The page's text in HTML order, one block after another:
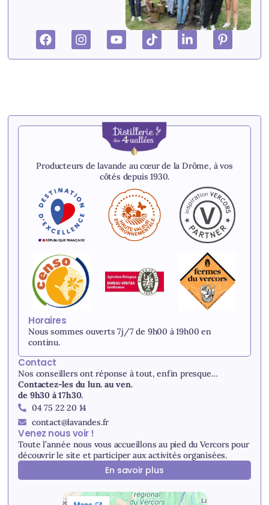
Producteurs de lavande au cœur de la Drôme, à vos
côtés depuis 1930.
Horaires
Nous sommes ouverts 7j/7 de 9h00 à 19h00 en
continu.
Contact
Nos conseillers ont réponse à tout, enfin presque…
Contactez-les du lun. au ven.
de 9h30 à 17h30.
04 75 22 20 14
contact@lavandes.fr
Venez nous voir !
Toute l’année nous vous accueillons au pied du Vercors pour
découvrir le site et participer aux activités organisées.
En savoir plus